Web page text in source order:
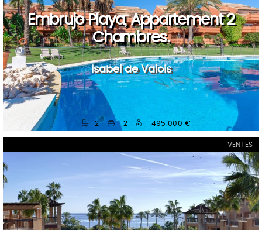
Embrujo Playa, Appartement 2
Chambres.
Isabel de Valois
2 2 495.000 €
VENTES